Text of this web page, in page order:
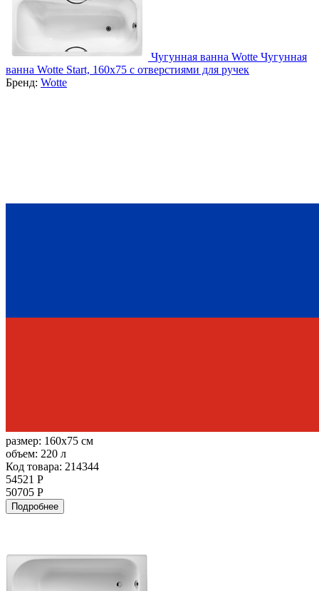
Чугунная ванна Wotte Чугунная
ванна Wotte Start, 160x75 c отверстиями для ручек
Бренд: Wotte
размер: 160x75 см
объем: 220 л
Код товара: 214344
54521 Р
50705 Р
Подробнее